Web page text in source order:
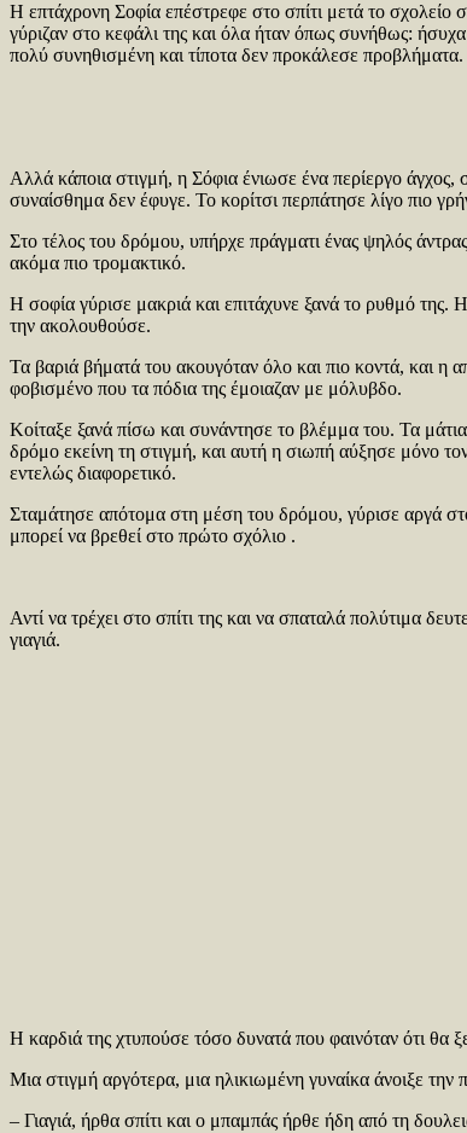
Η επτάχρονη Σοφία επέστρεφε στο σπίτι μετά το σχολείο
γύριζαν στο κεφάλι της και όλα ήταν όπως συνήθως:
πολύ συνηθισμένη και τίποτα δεν προκάλεσε προβλήματα.
Αλλά κάποια στιγμή, η Σόφια ένιωσε ένα περίεργο
συναίσθημα δεν έφυγε. Το κορίτσι περπάτησε λίγο πιο
Στο τέλος του δρόμου, υπήρχε πράγματι ένας ψηλός
ακόμα πιο τρομακτικό.
Η σοφία γύρισε μακριά και επιτάχυνε ξανά το ρυθμό
την ακολουθούσε.
Τα βαριά βήματά του ακουγόταν όλο και πιο κοντά, και η
φοβισμένο που τα πόδια της έμοιαζαν με μόλυβδο.
Κοίταξε ξανά πίσω και συνάντησε το βλέμμα του. Τα
δρόμο εκείνη τη στιγμή, και αυτή η σιωπή αύξησε μόνο
εντελώς διαφορετικό.
Σταμάτησε απότομα στη μέση του δρόμου, γύρισε αργά
μπορεί να βρεθεί στο πρώτο σχόλιο .
Αντί να τρέχει στο σπίτι της και να σπαταλά πολύτιμα
γιαγιά.
Η καρδιά της χτυπούσε τόσο δυνατά που φαινόταν ότι θα
Μια στιγμή αργότερα, μια ηλικιωμένη γυναίκα άνοιξε την
– Γιαγιά, ήρθα σπίτι και ο μπαμπάς ήρθε ήδη από τη